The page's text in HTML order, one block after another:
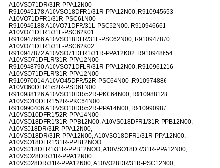
A10VSO71DR/31R-PPA12N00
R910945178 A10VSO18DFR1/31R-PPA12N00, R910945653
A10VO71DFR1/31R-PSC61N00
R910946188 A10VO71DFR/31L-PSC62N00, R910946661
A10VO71DFR1/31L-PSC62K01
R910947666 A10VSO18DFR/31L-PSC62N00, R910947870
A10VO71DFR1/31L-PSC62K02
R910947872 A10VSO71DFR1/31R-PPA12K02 .R910948654
A10VSO71DFLR/31R-PPA12N00
R910948790 A10VSO71DFLR/31R-PPA12N00, R910961216
A10VSO71DFLR/31R-PPA12N00
R910970014 A10VO45DFR/52R-PSC64N00 ,R910974886
A10VO60DFR1/52R-PSD61N00
R910988126 A10VSO10DR/52R-PKC64N00, R910988128
A10VSO10DFR1/52R-PKC64N00
R910990406 A10VSO10DR/52R-PPA14N00, R910990987
A10VSO10DFR1/52R-PPA14N00
A10VSO18DFR1/31R-PPB12N00, A10VS018DFR1/31R-PPB12N00,
A10VS018DR/31R-PPA12N00,
A10VSO18DR/31R-PPA12N00, A10VSO18DFR1/31R-PPA12N00,
A10VSO18DFR1/31R-PPB12NOO
A10VS018DFR1/31R-PPB12NOO, A10VSO18DR/31R-PPA12N00,
A10VSO28DR/31R-PPA12N00
A10VS028DR/31R-PPA12N00, A10VO28DR/31R-PSC12N00,